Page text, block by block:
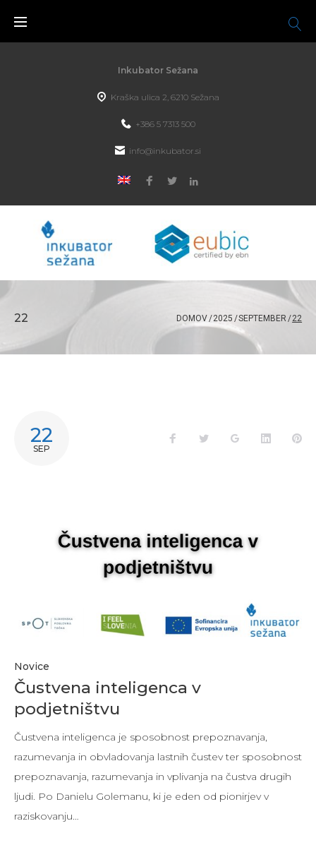
Inkubator Sežana
Kraška ulica 2, 6210 Sežana
+386 5 7313 500
info@inkubator.si
22 DOMOV/2025 /SEPTEMBER /22
22
SEP
Novice
Čustvena inteligenca v
podjetništvu
Čustvena inteligenca je sposobnost prepoznavanja,
razumevanja in obvladovanja lastnih čustev ter sposobnost
prepoznavanja, razumevanja in vplivanja na čustva drugih
ljudi. Po Danielu Golemanu, ki je eden od pionirjev v
raziskovanju…